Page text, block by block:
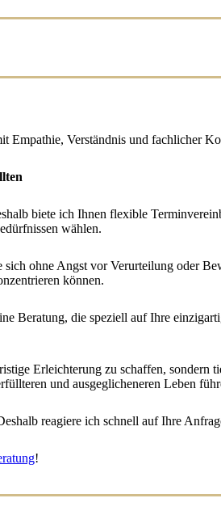
Empathie, Verständnis und fachlicher
biete ich Ihnen flexible
wählen.
ohne Angst vor Verurteilung oder
können.
Beratung, die speziell auf Ihre
Erleichterung zu schaffen,
und ausgeglicheneren Leben
reagiere ich schnell auf Ihre
!